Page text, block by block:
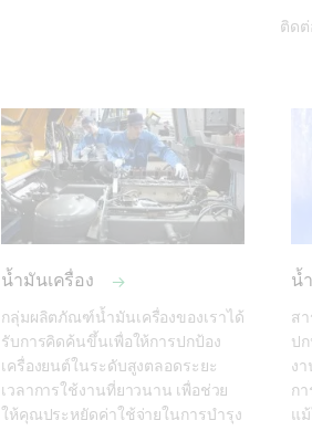
ติดต่
น้ำมันเครื่อง
กลุ่มผลิตภัณฑ์น้ำมันเครื่องของเราได้
รับการคิดค้นขึ้นเพื่อให้การปกป้อง
เครื่องยนต์ในระดับสูงตลอดระยะ
เวลาการใช้งานที่ยาวนาน เพื่อช่วย
ให้คุณประหยัดค่าใช้จ่ายในการบำรุง
น้
สา
ป
ง
ก
แ